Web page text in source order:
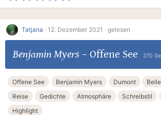
Tatjana · 12. Dezember 2021 · gelesen
Benjamin Myers – Offene See 270
Offene See Benjamin Myers Dumont
Reise
Gedichte Atmosphäre Schreibstil
Highlight